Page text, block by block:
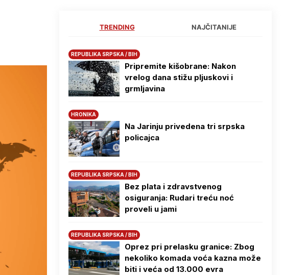
TRENDING NAJČITANIJE
REPUBLIKA SRPSKA / BIH
Pripremite kišobrane: Nakon
vrelog dana stižu pljuskovi i
grmljavina
HRONIKA
Na Јarinju privedena tri srpska
policajca
REPUBLIKA SRPSKA / BIH
Bez plata i zdravstvenog
osiguranja: Rudari treću noć
proveli u jami
REPUBLIKA SRPSKA / BIH
Oprez pri prelasku granice: Zbog
nekoliko komada voća kazna može
biti i veća od 13.000 evra